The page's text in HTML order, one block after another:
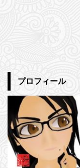
プロフィール